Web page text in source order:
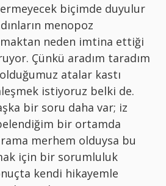
biçimde duyulur
menopoz
neden imtina ettiği
Çünkü aradım taradım
atalar kastı
istiyoruz belki de.
bir soru daha var; iz
bir ortamda
merhem olduysa bu
için bir sorumluluk
kendi hikayemle